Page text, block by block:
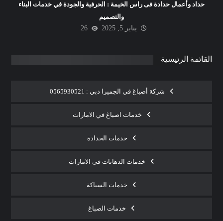
حداد وأعمال حدادة فى راس الخيمة : الحرفية والجودة في خدمات البناء
والتصميم
يناير 5, 2025
26
القائمة الرئيسية
شركة أصباغ في الجميرا دبي : 0565930521
خدمات اصباغ في الامارات
خدمات الحدادة
خدمات الدهانات في الامارات
خدمات السباكة
خدمات الصباغ